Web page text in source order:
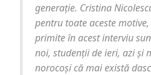
generație. Cristina
pentru toate aceste
primite în acest interviu
noi, studenții de ieri, azi și
norocoși că mai există